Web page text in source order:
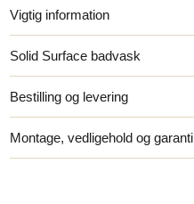
Vigtig information
Solid Surface badvask
Bestilling og levering
Montage, vedligehold og garanti